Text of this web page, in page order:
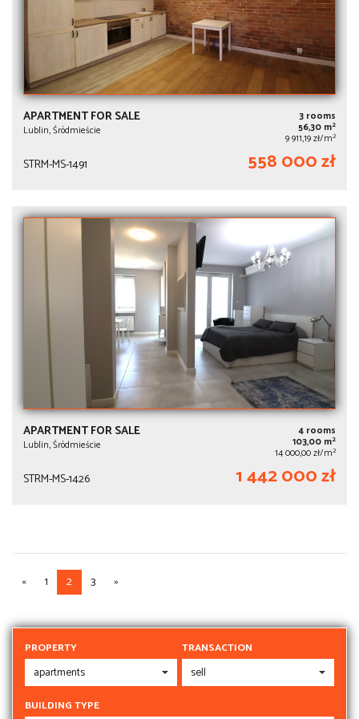
APARTMENT FOR SALE
Lublin, Śródmieście
3 rooms
56,30 m2
9 911,19 zł/m2
STRM-MS-1491 558 000 zł
APARTMENT FOR SALE
Lublin, Śródmieście
4 rooms
103,00 m2
14 000,00 zł/m2
STRM-MS-1426 1 442 000 zł
« 1 2 3 »
PROPERTY TRANSACTION
BUILDING TYPE